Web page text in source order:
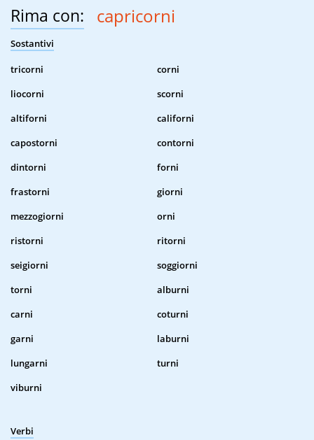
Rima con: capricorni
Sostantivi
tricorni
corni
liocorni
scorni
altiforni
californi
capostorni
contorni
dintorni
forni
frastorni
giorni
mezzogiorni
orni
ristorni
ritorni
seigiorni
soggiorni
torni
alburni
carni
coturni
garni
laburni
lungarni
turni
viburni
Verbi